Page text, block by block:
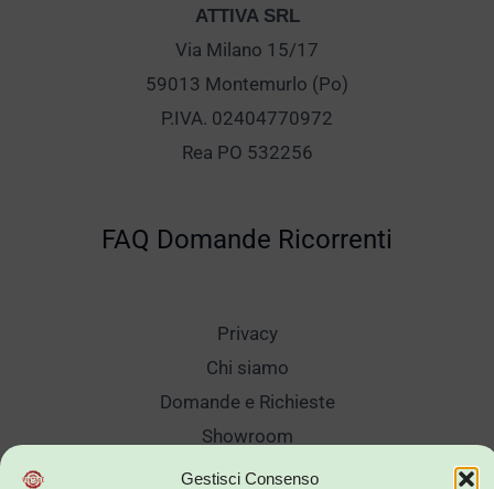
Gestisci Consenso
ATTIVA SRL
Via Milano 15/17
59013 Montemurlo (Po)
P.IVA. 02404770972
Rea PO 532256
FAQ Domande Ricorrenti
Privacy
Chi siamo
Domande e Richieste
Showroom
Spedizioni